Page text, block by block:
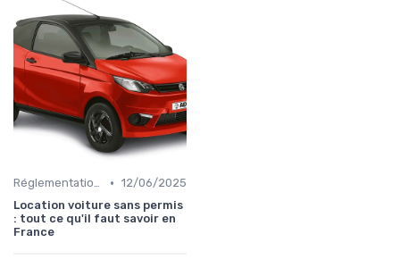
Réglementations sur les Véhicules sans Permis • 12/06/2025
Location voiture sans permis
: tout ce qu'il faut savoir en
France